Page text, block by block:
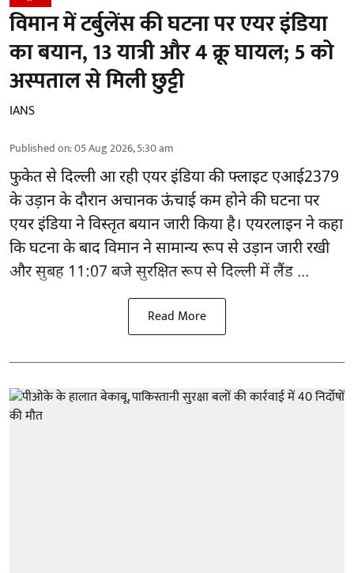
विमान में टर्बुलेंस की घटना पर एयर इंडिया
का बयान, 13 यात्री और 4 क्रू घायल; 5 को
अस्पताल से मिली छुट्टी
IANS
Published on:05 Aug 2026, 5:30 am
फुकेत सेदिल्लीआ रही एयर इंडिया की फ्लाइट एआई2379
के उड़ान के दौरान अचानक ऊंचाई कम होने की घटना पर
एयर इंडिया ने विस्तृत बयान जारी किया है। एयरलाइन ने कहा
कि घटना के बाद विमान ने सामान्य रूप से उड़ान जारी रखी
और सुबह 11:07 बजे सुरक्षित रूप से दिल्ली में लैंड ...
Read More